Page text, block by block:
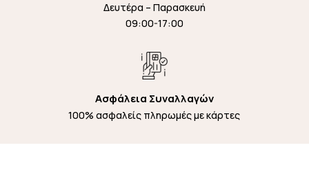
Δευτέρα – Παρασκευή
09:00-17:00
Ασφάλεια Συναλλαγών
100% ασφαλείς πληρωμές με κάρτες